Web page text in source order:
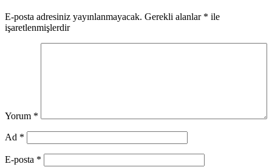
E-posta adresiniz yayınlanmayacak. Gerekli alanlar * ile
işaretlenmişlerdir
Yorum *
Ad *
E-posta *